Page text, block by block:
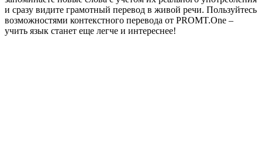
и сразу видите грамотный перевод в живой речи. Пользуйтесь
возможностями контекстного перевода от PROMT.One –
учить язык станет еще легче и интереснее!